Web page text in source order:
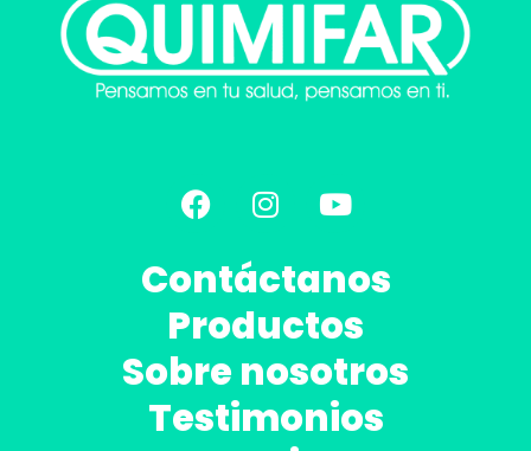
Contáctanos
Productos
Sobre nosotros
Testimonios